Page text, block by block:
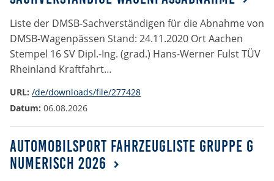
Liste der DMSB-Sachverständigen für die Abnahme von
DMSB-Wagenpässen Stand: 24.11.2020 Ort Aachen
Stempel 16 SV Dipl.-Ing. (grad.) Hans-Werner Fulst TÜV
Rheinland Kraftfahrt…
URL: /de/downloads/file/277428
Datum: 06.08.2026
Automobilsport Fahrzeugliste Gruppe G
numerisch 2026
Anbieter:
DMSB
Zweck:
verwendeten Hintergrundbildern der Website.
24 Stunden
Cookie Consent